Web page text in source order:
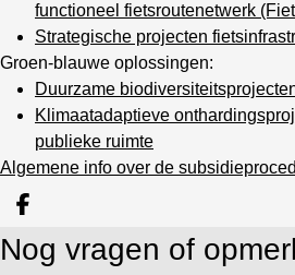
functioneel fietsroutenetwerk
Strategische projecten
Groen-blauwe oplossingen:
Duurzame
Klimaatadaptieve
publieke ruimte
Algemene info over de
Deel op facebook
Nog vragen of